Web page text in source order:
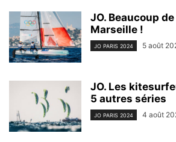
JO. Beaucoup
Marseille !
JO PARIS 2024 5 août
JO. Les
5 autres séries
JO PARIS 2024 4 août